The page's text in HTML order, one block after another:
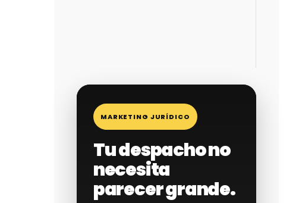
MARKETING JURÍDICO
Tu despacho no
necesita
parecer grande.